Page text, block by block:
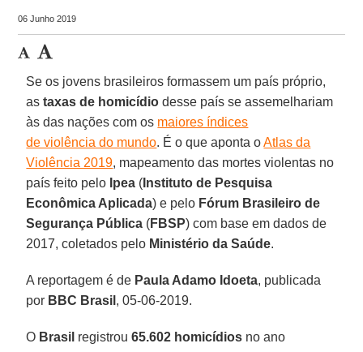
06 Junho 2019
Se os jovens brasileiros formassem um país próprio,
astaxas de homicídio desse país se assemelhariam
às das nações com os maiores índices
de violência do mundo. É o que aponta oAtlas da
Violência 2019, mapeamento das mortes violentas no
país feito pelo Ipea ( Instituto de Pesquisa
Econômica Aplicada) e pelo Fórum Brasileiro de
Segurança Pública (FBSP) com base em dados de
2017, coletados pelo Ministério da Saúde.
A reportagem é de Paula Adamo Idoeta, publicada
por BBC Brasil , 05-06-2019.
O Brasil registrou65.602 homicídios no ano